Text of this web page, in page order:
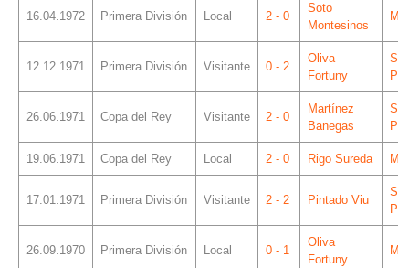
16.04.1972 Primera División Local 2 - 0
Soto
Montesinos
12.12.1971 Primera División Visitante 0 - 2
Oliva
Fortuny
26.06.1971 Copa del Rey Visitante 2 - 0
Martínez
Banegas
19.06.1971 Copa del Rey Local 2 - 0 Rigo Sureda
17.01.1971 Primera División Visitante 2 - 2 Pintado Viu
26.09.1970 Primera División Local 0 - 1
Oliva
Fortuny